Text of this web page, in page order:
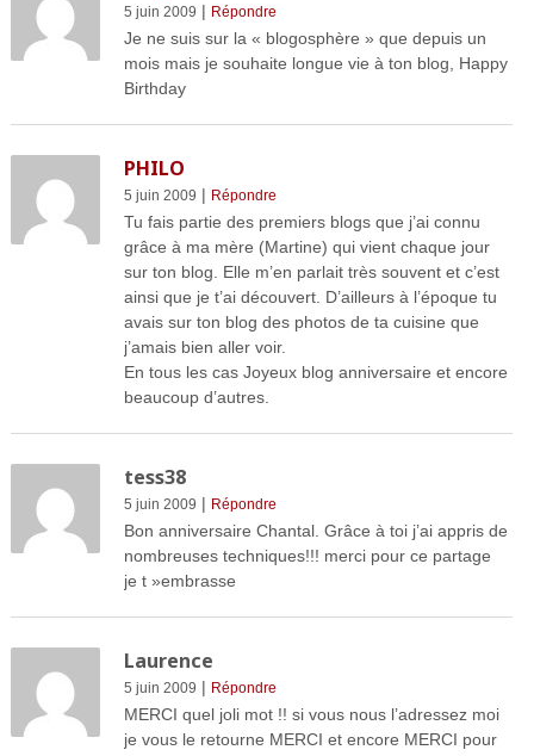
5 juin 2009 | Répondre
Je ne suis sur la « blogosphère » que depuis un
mois mais je souhaite longue vie à ton blog, Happy
Birthday
PHILO
5 juin 2009 | Répondre
Tu fais partie des premiers blogs que j’ai connu
grâce à ma mère (Martine) qui vient chaque jour
sur ton blog. Elle m’en parlait très souvent et c’est
ainsi que je t’ai découvert. D’ailleurs à l’époque tu
avais sur ton blog des photos de ta cuisine que
j’amais bien aller voir.
En tous les cas Joyeux blog anniversaire et encore
beaucoup d’autres.
tess38
5 juin 2009 | Répondre
Bon anniversaire Chantal. Grâce à toi j’ai appris de
nombreuses techniques!!! merci pour ce partage
je t »embrasse
Laurence
5 juin 2009 | Répondre
MERCI quel joli mot !! si vous nous l’adressez moi
je vous le retourne MERCI et encore MERCI pour